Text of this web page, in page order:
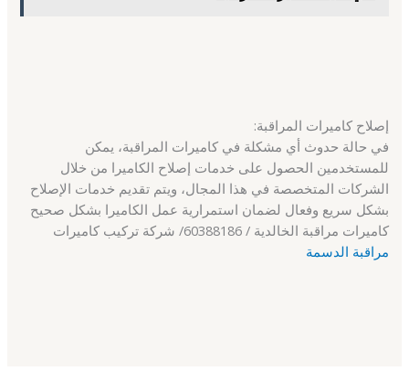
إصلاح كاميرات المراقبة:
في حالة حدوث أي مشكلة في كاميرات المراقبة، يمكن
للمستخدمين الحصول على خدمات إصلاح الكاميرا من خلال
الشركات المتخصصة في هذا المجال، ويتم تقديم خدمات الإصلاح
بشكل سريع وفعال لضمان استمرارية عمل الكاميرا بشكل صحيح
كاميرات مراقبة الخالدية / 60388186/ شركة تركيب كاميرات
مراقبة الدسمة